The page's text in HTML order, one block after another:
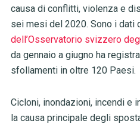
causa di conflitti, violenza e
sei mesi del 2020. Sono i dati
dell’Osservatorio svizzero
da gennaio a giugno ha
sfollamenti in oltre 120 Paesi.
Cicloni, inondazioni, incendi e
la causa principale degli